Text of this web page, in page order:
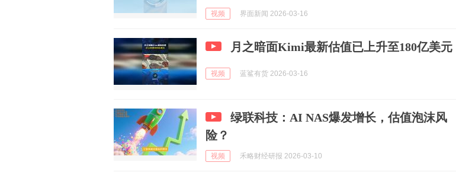
视频 界面新闻 2026-03-16
月之暗面Kimi最新估值已上升至180亿美元
视频 蓝鲨有货 2026-03-16
绿联科技：AI NAS爆发增长，估值泡沫风
险？
视频 禾略财经研报 2026-03-10